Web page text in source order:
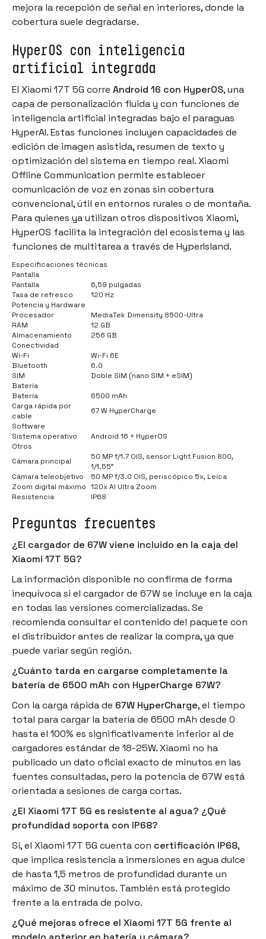
mejora la recepción de señal en interiores, donde la
cobertura suele degradarse.
HyperOS con inteligencia
artificial integrada
El Xiaomi 17T 5G corre Android 16 con HyperOS, una
capa de personalización fluida y con funciones de
inteligencia artificial integradas bajo el paraguas
HyperAI. Estas funciones incluyen capacidades de
edición de imagen asistida, resumen de texto y
optimización del sistema en tiempo real. Xiaomi
Offline Communication permite establecer
comunicación de voz en zonas sin cobertura
convencional, útil en entornos rurales o de montaña.
Para quienes ya utilizan otros dispositivos Xiaomi,
HyperOS facilita la integración del ecosistema y las
funciones de multitarea a través de HyperIsland.
Especificaciones técnicas
Pantalla
Pantalla
6,59 pulgadas
Tasa de refresco
120 Hz
Potencia y Hardware
Procesador
MediaTek Dimensity 8500-Ultra
RAM
12 GB
Almacenamiento
256 GB
Conectividad
Wi-Fi
Wi-Fi 6E
Bluetooth
6.0
SIM
Doble SIM (nano SIM + eSIM)
Batería
Batería
6500 mAh
Carga rápida por
cable
67 W HyperCharge
Software
Sistema operativo
Android 16 + HyperOS
Otros
Cámara principal
50 MP f/1.7 OIS, sensor Light Fusion 800,
1/1.55"
Cámara teleobjetivo
50 MP f/3.0 OIS, periscópico 5x, Leica
Zoom digital máximo 120x AI Ultra Zoom
Resistencia
IP68
Preguntas frecuentes
¿El cargador de 67W viene incluido en la caja del
Xiaomi 17T 5G?
La información disponible no confirma de forma
inequívoca si el cargador de 67W se incluye en la caja
en todas las versiones comercializadas. Se
recomienda consultar el contenido del paquete con
el distribuidor antes de realizar la compra, ya que
puede variar según región.
¿Cuánto tarda en cargarse completamente la
batería de 6500 mAh con HyperCharge 67W?
Con la carga rápida de 67W HyperCharge, el tiempo
total para cargar la batería de 6500 mAh desde 0
hasta el 100% es significativamente inferior al de
cargadores estándar de 18-25W. Xiaomi no ha
publicado un dato oficial exacto de minutos en las
fuentes consultadas, pero la potencia de 67W está
orientada a sesiones de carga cortas.
¿El Xiaomi 17T 5G es resistente al agua? ¿Qué
profundidad soporta con IP68?
Sí, el Xiaomi 17T 5G cuenta con certificación IP68,
que implica resistencia a inmersiones en agua dulce
de hasta 1,5 metros de profundidad durante un
máximo de 30 minutos. También está protegido
frente a la entrada de polvo.
¿Qué mejoras ofrece el Xiaomi 17T 5G frente al